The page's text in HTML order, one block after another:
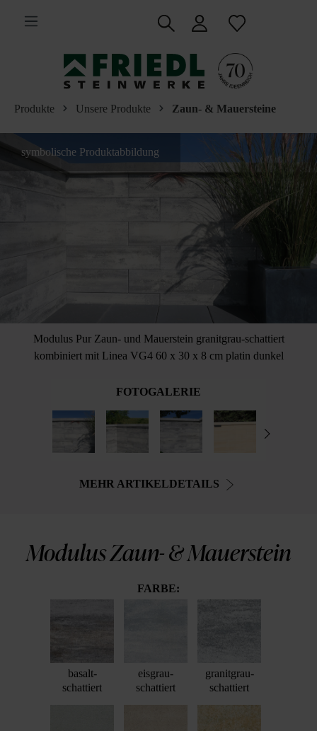
springen
Produkte Unsere Produkte Zaun- & Mauersteine
Modulus Pur Zaun- und Mauerstein granitgrau-schattiert
kombiniert mit Linea VG4 60 x 30 x 8 cm platin dunkel
symbolische Produktabbildung
FOTOGALERIE
MEHR ARTIKELDETAILS
Modulus Zaun- & Mauerstein
FARBE:
basalt-
schattiert
eisgrau-
schattiert
granitgrau-
schattiert